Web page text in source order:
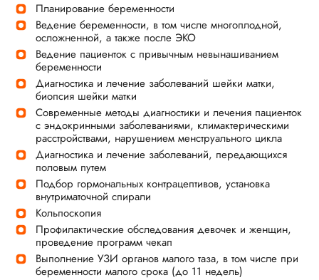
Планирование беременности
Ведение беременности, в том числе многоплодной,
осложненной, а также после ЭКО
Ведение пациенток с привычным невынашиванием
беременности
Диагностика и лечение заболеваний шейки матки,
биопсия шейки матки
Современные методы диагностики и лечения пациенток
с эндокринными заболеваниями, климактерическими
расстройствами, нарушением менструального цикла
Диагностика и лечение заболеваний, передающихся
половым путем
Подбор гормональных контрацептивов, установка
внутриматочной спирали
Кольпоскопия
Профилактические обследования девочек и женщин,
проведение программ чекап
Выполнение УЗИ органов малого таза, в том числе при
беременности малого срока (до 11 недель)